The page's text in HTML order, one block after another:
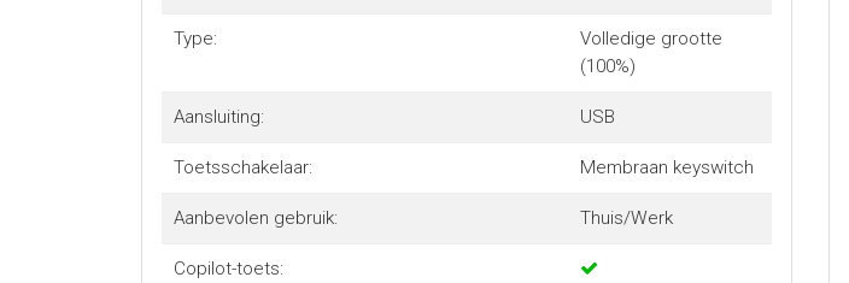
Type:
Volledige grootte
(100%)
Aansluiting: USB
Toetsschakelaar: Membraan keyswitch
Aanbevolen gebruik: Thuis/Werk
Copilot-toets: